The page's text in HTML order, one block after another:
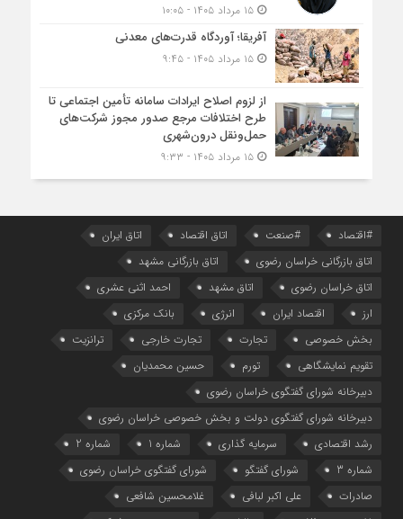
۱۵ مرداد ۱۴۰۵ - ۱۰:۰۵
آفریقا؛ آوردگاه قدرت‌های معدنی
۱۵ مرداد ۱۴۰۵ - ۹:۴۵
از لزوم اصلاح ایرادات سامانه تأمین اجتماعی تا
طرح اختلافات مرجع صدور مجوز شرکت‌های
حمل‌ونقل درون‌شهری
۱۵ مرداد ۱۴۰۵ - ۹:۳۳
#اقتصاد #صنعت اتاق اقتصاد
اتاق ایران
اتاق بازرگانی خراسان رضوی
اتاق بازرگانی مشهد
اتاق خراسان رضوی
اتاق مشهد
احمد اثنی عشری
ارز
اقتصاد ایران انرژی
بانک مرکزی
بخش خصوصی
تجارت تجارت خارجی
ترانزیت
تقویم نمایشگاهی
تورم
حسین محمدیان
دبیرخانه شورای گفتگوی خراسان رضوی
دبیرخانه شورای گفتگوی دولت و بخش خصوصی خراسان رضوی
رشد اقتصادی
سرمایه گذاری شماره 1
شماره 2
شماره 3
شورای گفتگو
شورای گفتگوی خراسان رضوی
صادرات
علی اکبر لبافی
غلامحسین شافعی